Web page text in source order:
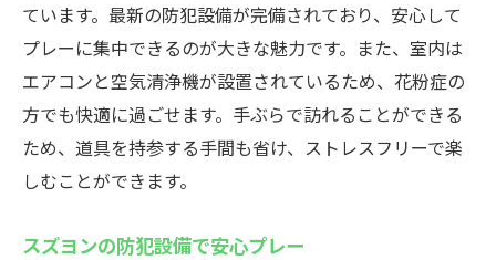
ています。最新の防犯設備が完備されており、安心して
プレーに集中できるのが大きな魅力です。また、室内は
エアコンと空気清浄機が設置されているため、花粉症の
方でも快適に過ごせます。手ぶらで訪れることができる
ため、道具を持参する手間も省け、ストレスフリーで楽
しむことができます。
スズヨンの防犯設備で安心プレー